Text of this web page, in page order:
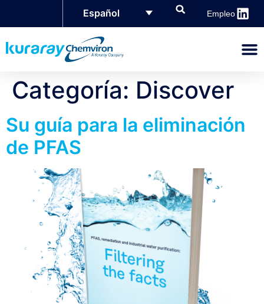
Empleo
Español
Categoría: Discover
Su guía para la eliminación
de PFAS